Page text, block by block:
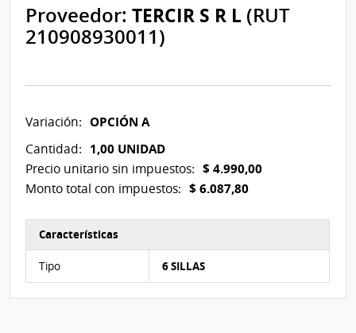
Proveedor:TERCIR S R L (RUT
210908930011)
Variación: OPCIÓN A
Cantidad: 1,00 UNIDAD
Precio unitario sin impuestos: $ 4.990,00
Monto total con impuestos: $ 6.087,80
Características
Tipo 6 SILLAS